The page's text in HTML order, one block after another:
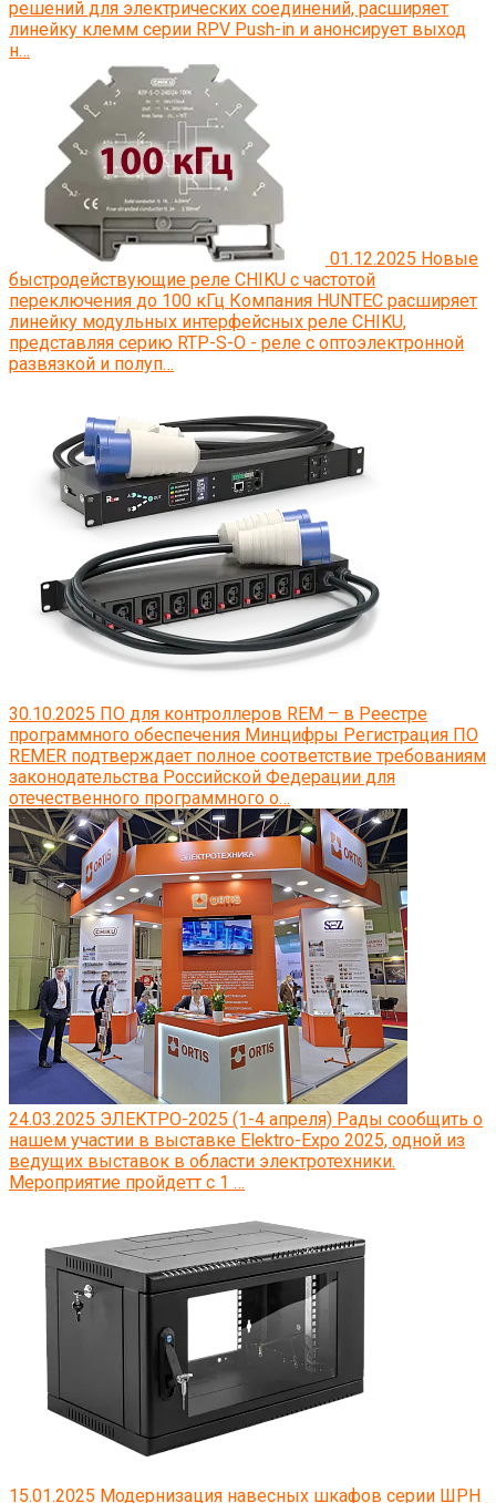
решений для электрических соединений, расширяет
линейку клемм серии RPV Push-in и анонсирует выход
н…
01.12.2025 Новые
быстродействующие реле CHIKU с частотой
переключения до 100 кГц Компания HUNTEC расширяет
линейку модульных интерфейсных реле CHIKU,
представляя серию RTP-S-O - реле с оптоэлектронной
развязкой и полуп…
30.10.2025 ПО для контроллеров REM – в Реестре
программного обеспечения Минцифры Регистрация ПО
REMER подтверждает полное соответствие требованиям
законодательства Российской Федерации для
отечественного программного о…
24.03.2025 ЭЛЕКТРО-2025 (1-4 апреля) Рады сообщить о
нашем участии в выставке Elektro-Expo 2025, одной из
ведущих выставок в области электротехники.
Мероприятие пройдетт с 1 …
15.01.2025 Модернизация навесных шкафов серии ШРН